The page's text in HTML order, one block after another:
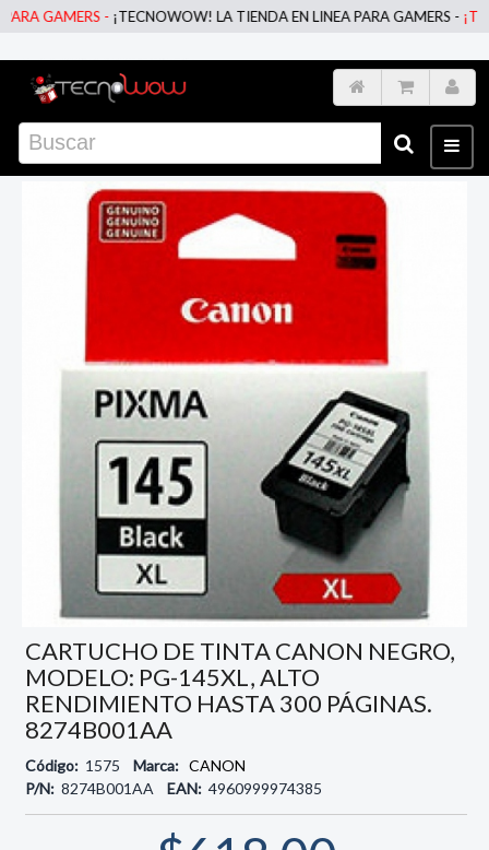
GAMERS -¡TECNOWOW! LA TIENDA EN LINEA PARA GAMERS -
CARTUCHO DE TINTA CANON NEGRO,
MODELO: PG-145XL, ALTO
RENDIMIENTO HASTA 300 PÁGINAS.
8274B001AA
Código: 1575 Marca: CANON
P/N: 8274B001AA EAN: 4960999974385